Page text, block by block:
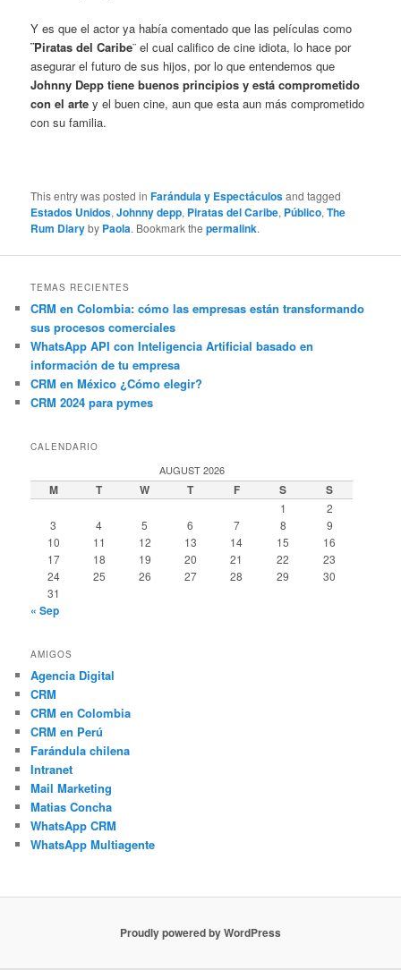
Y es que el actor ya había comentado que las películas como
¨Piratas del Caribe¨ el cual califico de cine idiota, lo hace por
asegurar el futuro de sus hijos, por lo que entendemos que
Johnny Depp tiene buenos principios y está comprometido
con el arte y el buen cine, aun que esta aun más comprometido
con su familia.
This entry was posted inFarándula y Espectáculosand tagged
Estados Unidos,Johnny depp, Piratas del Caribe, Público,The
Rum Diaryby Paola. Bookmark thepermalink.
TEMAS RECIENTES
CRM en Colombia: cómo las empresas están transformando
sus procesos comerciales
WhatsApp API con Inteligencia Artificial basado en
información de tu empresa
CRM en México ¿Cómo elegir?
CRM 2024 para pymes
CALENDARIO
AUGUST 2026
M T W T F S S
1
2
3
4 5 6 7 8
9
10
11 12 13 14 15
16
17
18 19 20 21 22
23
24
25 26 27 28 29
30
31
« Sep
AMIGOS
Agencia Digital
CRM
CRM en Colombia
CRM en Perú
Farándula chilena
Intranet
Mail Marketing
Matias Concha
WhatsApp CRM
WhatsApp Multiagente
Proudly powered by WordPress